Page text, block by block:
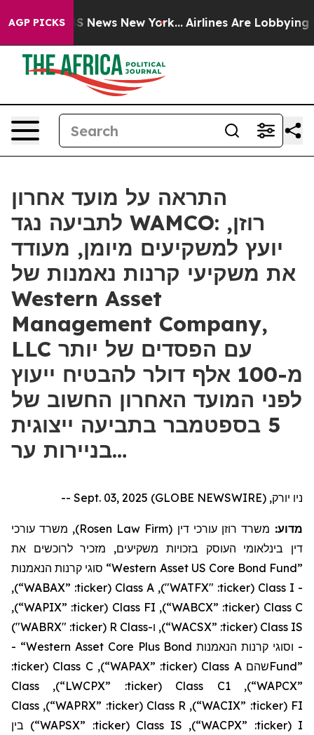
AGP PICKS
CBS News New York... Airlines Are Lobbying To
התראה על מועד אחרון
לתביעה נגד WAMCO: רוזן,
יועץ למשקיעים מיומן, מעודד
את משקיעי קרנות נאמנות של
Western Asset
Management Company,
LLC עם הפסדים של יותר
מ-100 אלף דולר להבטיח ייעוץ
לפני המועד האחרון החשוב של
5 בספטמבר בתביעה ייצוגית
בניירות ער…
ניו יורק, Sept. 03, 2025 (GLOBE NEWSWIRE) --
מדוע: משרד רוזן עורכי דין (Rosen Law Firm), משרד עורכי
דין בינלאומי העוסק בזכויות משקיעים, מזכיר לרוכשים את
“Western Asset US Core Bond Fund” סוגי קרנות הנאמנות
-
Class I
(
ticker
: "WATFX"),
Class A
(
ticker
:
“WABAX”
),
Class C
(
ticker
:
“WABCX”
),
Class FI
(
ticker
:
“WAPIX”
),
Class IS
(
ticker
:
“WACSX”
), ו-Class
ticker
: "WABRX")
- וסוגי קרנות הנאמנות - “Western Asset Core Plus Bond
Fund”שהםClass A
(
ticker
:
“WAPAX”
),
Class C
(
ticker
:
“WAPCX”
),
Class C1
(
ticker
:
“LWCPX”
),
Class
FI
(
ticker
:
“WACIX”
),
Class R
(
ticker
:
“WAPRX”
),
Class
I
(
ticker
:
“WACPX”
),
Class IS
(
ticker
:
“WAPSX”
) בין